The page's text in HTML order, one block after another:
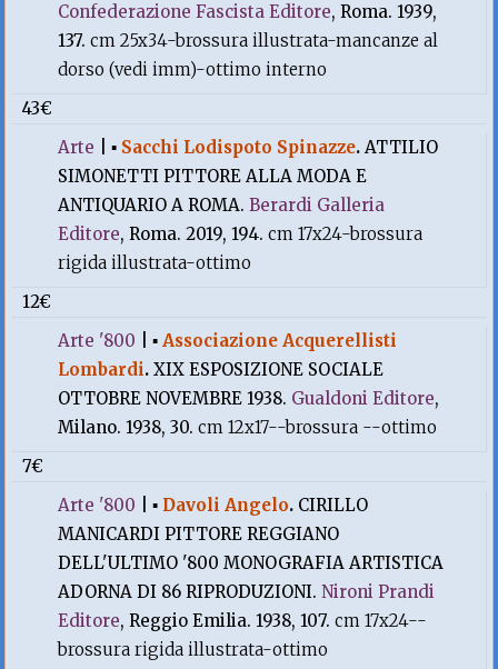
Confederazione Fascista Editore, Roma. 1939,
137.cm 25x34-brossura illustrata-mancanze al
dorso (vedi imm)-ottimo interno
43€
Arte |▪ Sacchi Lodispoto Spinazze.ATTILIO
SIMONETTI PITTORE ALLA MODA E
ANTIQUARIO A ROMA.Berardi Galleria
Editore, Roma. 2019, 194.cm 17x24-brossura
rigida illustrata-ottimo
12€
Arte '800 |▪Associazione Acquerellisti
Lombardi.XIX ESPOSIZIONE SOCIALE
OTTOBRE NOVEMBRE 1938. Gualdoni Editore,
Milano. 1938, 30.cm 12x17--brossura --ottimo
7€
Arte '800 |▪ Davoli Angelo. CIRILLO
MANICARDI PITTORE REGGIANO
DELL'ULTIMO '800 MONOGRAFIA ARTISTICA
ADORNA DI 86 RIPRODUZIONI.Nironi Prandi
Editore, Reggio Emilia. 1938, 107.cm 17x24--
brossura rigida illustrata-ottimo